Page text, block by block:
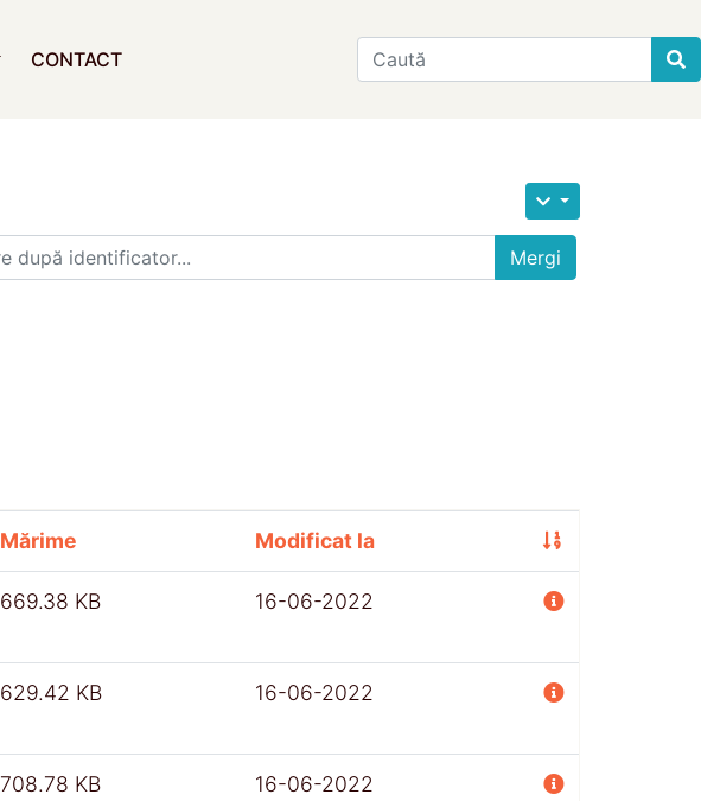
CONTACT
Find
Mergi
Mărime Modificat la
669.38 KB 16-06-2022
629.42 KB 16-06-2022
708.78 KB 16-06-2022